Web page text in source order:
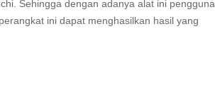
Sehingga dengan adanya alat ini pengguna
ini dapat menghasilkan hasil yang